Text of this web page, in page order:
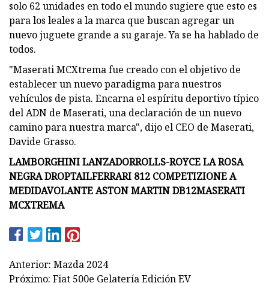
solo 62 unidades en todo el mundo sugiere que esto es
para los leales a la marca que buscan agregar un
nuevo juguete grande a su garaje. Ya se ha hablado de
todos.
"Maserati MCXtrema fue creado con el objetivo de
establecer un nuevo paradigma para nuestros
vehículos de pista. Encarna el espíritu deportivo típico
del ADN de Maserati, una declaración de un nuevo
camino para nuestra marca", dijo el CEO de Maserati,
Davide Grasso.
LAMBORGHINI LANZADORROLLS-ROYCE LA ROSA
NEGRA DROPTAILFERRARI 812 COMPETIZIONE A
MEDIDAVOLANTE ASTON MARTIN DB12MASERATI
MCXTREMA
Anterior: Mazda 2024
Próximo: Fiat 500e Gelatería Edición EV